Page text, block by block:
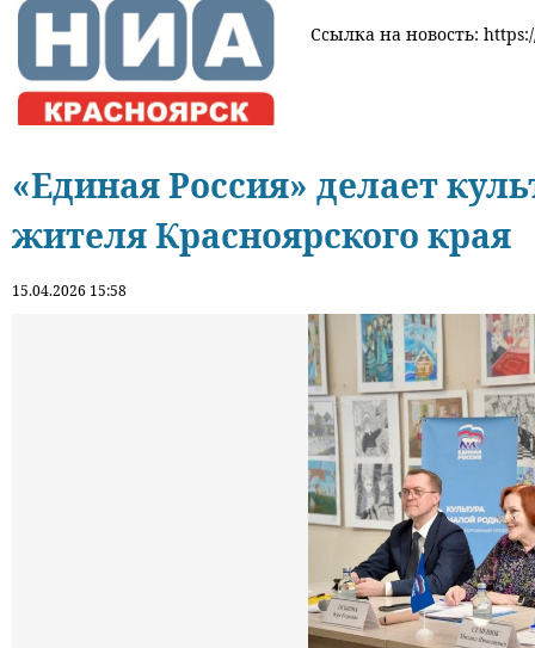
Ссылка на новость:
«Единая Россия» делает
жителя Красноярского края
15.04.2026 15:58